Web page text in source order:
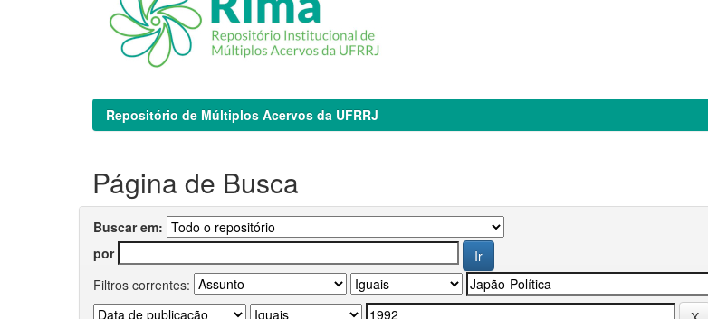
Repositório de Múltiplos Acervos da UFRRJ
Página de Busca
Buscar em:
por
Filtros correntes: